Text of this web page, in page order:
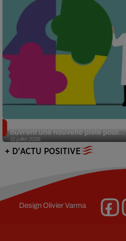
31 juillet 2026
ouvrent une nouvelle piste pour...
+ D'ACTU POSITIVE
DesignOlivier Varma